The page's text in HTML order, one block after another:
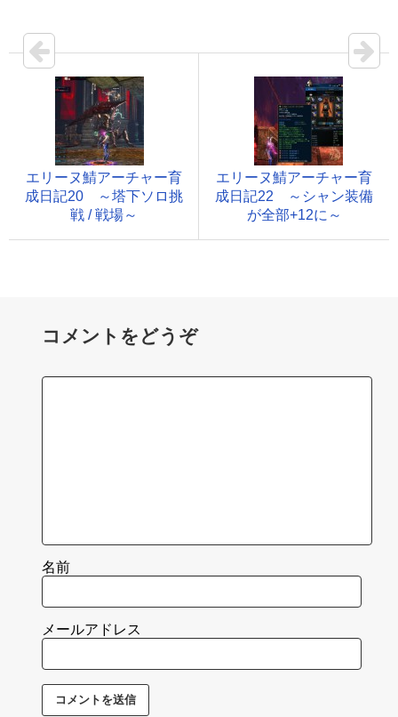
エリーヌ鯖アーチャー育
成日記20 ～塔下ソロ挑
戦 / 戦場～
エリーヌ鯖アーチャー育
成日記22 ～シャン装備
が全部+12に～
コメントをどうぞ
名前
メールアドレス